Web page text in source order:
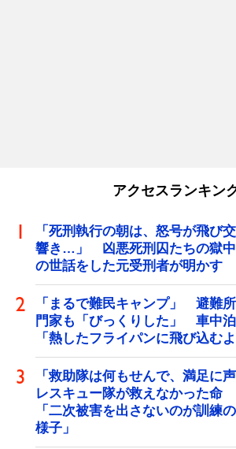
アクセスランキン
「死刑執行の朝は、怒号が飛び
響き…」 凶悪死刑囚たちの獄中
の世話をした元受刑者が明かす
「まるで難民キャンプ」 避難
門家も「びっくりした」 車中
「熱したフライパンに飛び込む
「救助隊は何もせんで、満足に
レスキュー隊が救えなかった命
「二次被害を出さないのが訓練
様子」